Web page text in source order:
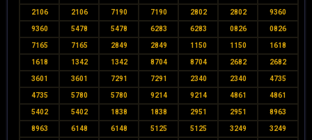
2106 2106 7190 7190 2802 2802 9360
9360 5478 5478 6283 6283 0826 0826
7165 7165 2849 2849 1150 1150 1618
1618 1342 1342 8704 8704 2682 2682
3601 3601 7291 7291 2340 2340 4735
4735 5780 5780 9214 9214 4861 4861
5402 5402 1838 1838 2951 2951 8963
8963 6148 6148 5125 5125 3249 3249